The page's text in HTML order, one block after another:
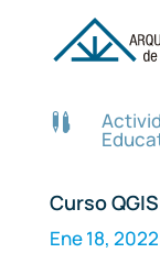

Curso
Ene 18, 2022